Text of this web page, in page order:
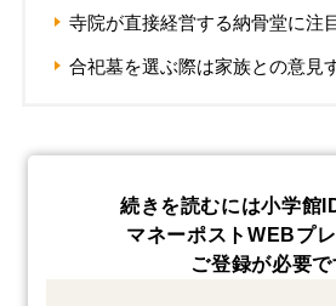
寺院が直接経営する納骨堂に注
合祀墓を選ぶ際は家族との意見
続きを読むには小学館
マネーポストWEBプ
ご登録が必要で